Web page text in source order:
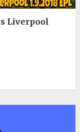
Liverpool